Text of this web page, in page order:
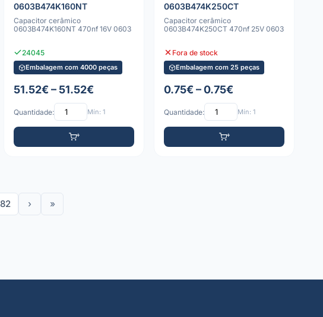
0603B474K160NT
Capacitor cerâmico
0603B474K160NT 470nf 16V 0603
24045
Embalagem com 4000 peças
51.52€ – 51.52€
Quantidade: Mín: 1
0603B474K250CT
Capacitor cerâmico
0603B474K250CT 470nf 25V 0603
Fora de stock
Embalagem com 25 peças
0.75€ – 0.75€
Quantidade: Mín: 1
82 › »